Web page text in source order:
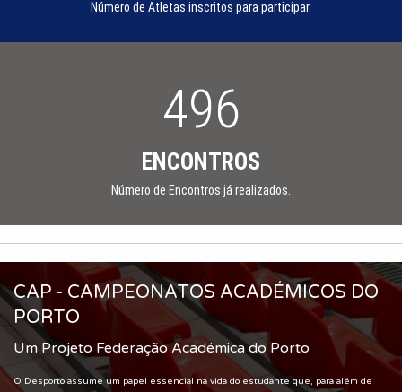
Número de Atletas inscritos para participar.
496
ENCONTROS
Número de Encontros já realizados.
CAP - CAMPEONATOS ACADÉMICOS DO
PORTO
Um Projeto Federação Académica do Porto
O Desporto assume um papel essencial na vida do estudante que, para além de